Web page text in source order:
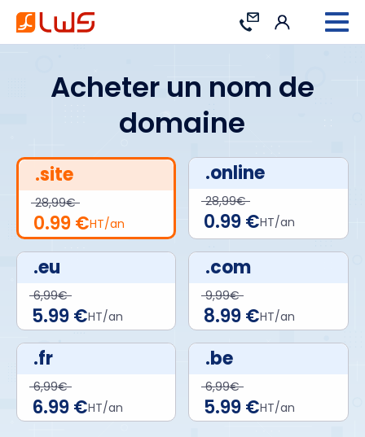
Contact Connexion
Acheter un nom de
domaine
.site
28,99€
0.99 €HT/an
.online
28,99€
0.99 €HT/an
.eu
6,99€
5.99 €HT/an
.com
9,99€
8.99 €HT/an
.fr
6,99€
6.99 €HT/an
.be
6,99€
5.99 €HT/an